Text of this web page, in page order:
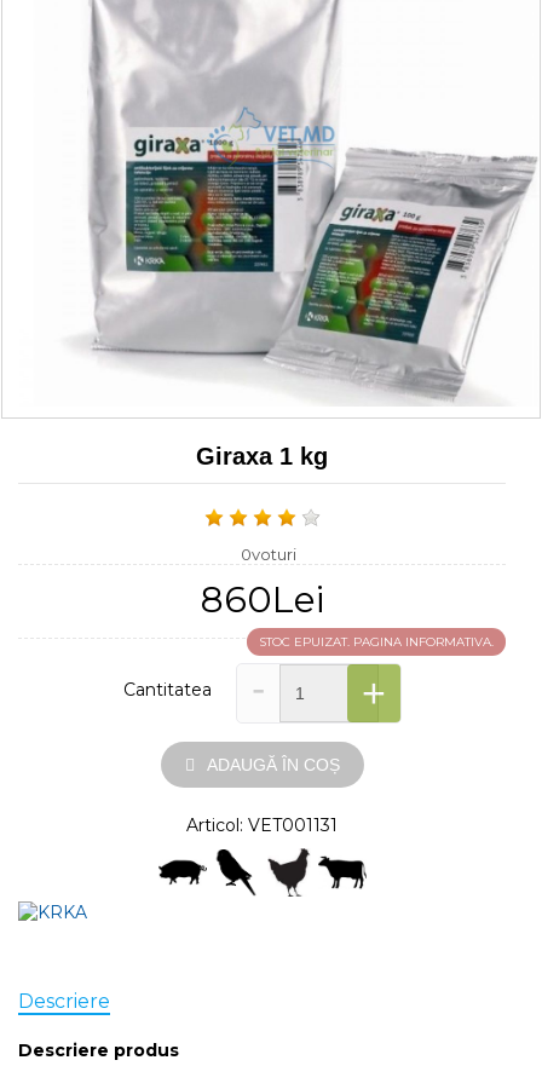
Giraxa 1 kg
0voturi
860Lei
STOC EPUIZAT. PAGINA INFORMATIVA.
Cantitatea - +
ADAUGĂ ÎN COȘ
Articol: VET001131
Descriere
Descriere produs